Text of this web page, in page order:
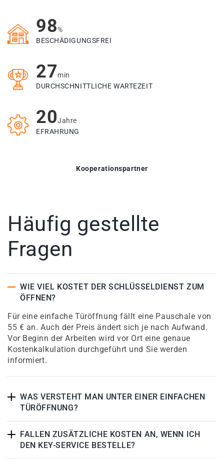
98%
BESCHÄDIGUNGSFREI
27min
DURCHSCHNITTLICHE WARTEZEIT
20Jahre
EFRAHRUNG
Kooperationspartner
Häufig gestellte
Fragen
WIE VIEL KOSTET DER SCHLÜSSELDIENST ZUM
ÖFFNEN?
Für eine einfache Türöffnung fällt eine Pauschale von
55 € an. Auch der Preis ändert sich je nach Aufwand.
Vor Beginn der Arbeiten wird vor Ort eine genaue
Kostenkalkulation durchgeführt und Sie werden
informiert.
WAS VERSTEHT MAN UNTER EINER EINFACHEN
TÜRÖFFNUNG?
FALLEN ZUSÄTZLICHE KOSTEN AN, WENN ICH
DEN KEY-SERVICE BESTELLE?